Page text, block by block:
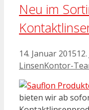
Neu im
14. Januar 2015
LinsenKontor-
bieten wir ab